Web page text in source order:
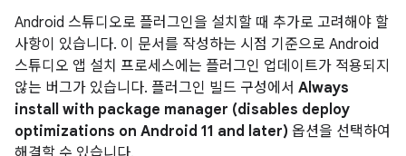
Android 스튜디오로 플러그인을 설치할 때 추가로 고려해야 할
사항이 있습니다. 이 문서를 작성하는 시점 기준으로 Android
스튜디오 앱 설치 프로세스에는 플러그인 업데이트가 적용되지
않는 버그가 있습니다. 플러그인 빌드 구성에서 Always
install with package manager (disables deploy
optimizations on Android 11 and later) 옵션을 선택하여